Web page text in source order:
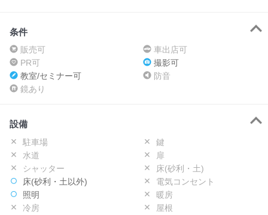
条件
販売可
車出店可
PR可
撮影可
教室/セミナー可
防音
鏡あり
設備
駐車場
鍵
水道
扉
シャッター
床(砂利・土)
床(砂利・土以外)
電気コンセント
照明
暖房
冷房
屋根